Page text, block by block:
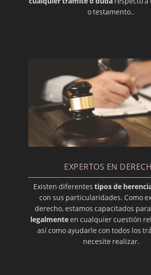
o testamento..
EXPERTOS EN
Existen diferentes tipos de
con sus particularidades. Como
derecho, estamos capacitados para
legalmenteen cualquier cuestión
así como ayudarle con todos los
necesite realizar.